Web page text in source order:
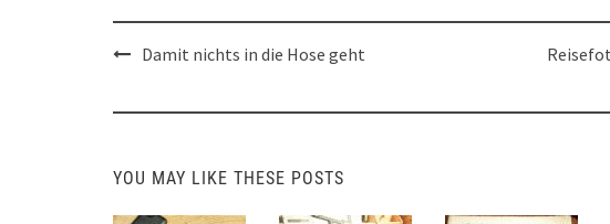
PostDamit nichts in die Hose geht
YOU MAY LIKE THESE POSTS